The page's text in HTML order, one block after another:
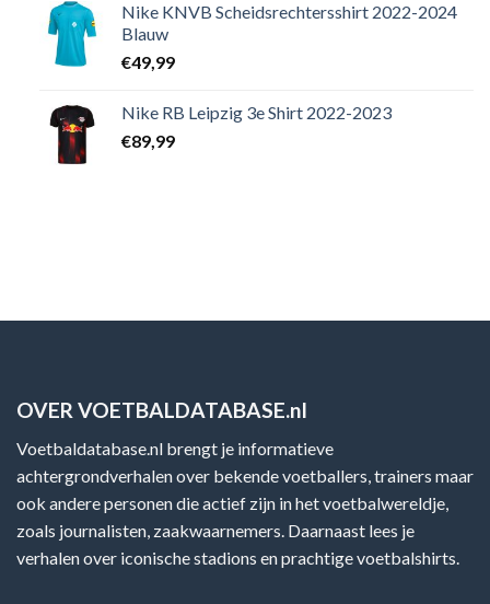
Nike KNVB Scheidsrechtersshirt 2022-2024
Blauw
€49,99
Nike RB Leipzig 3e Shirt 2022-2023
€89,99
OVER VOETBALDATABASE.nl
Voetbaldatabase.nl brengt je informatieve
achtergrondverhalen over bekende voetballers, trainers maar
ook andere personen die actief zijn in het voetbalwereldje,
zoals journalisten, zaakwaarnemers. Daarnaast lees je
verhalen over iconische stadions en prachtige voetbalshirts.